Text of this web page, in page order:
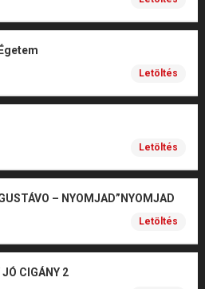
Letöltés
Letöltés
– NYOMJAD”NYOMJAD
Letöltés
CIGÁNY 2